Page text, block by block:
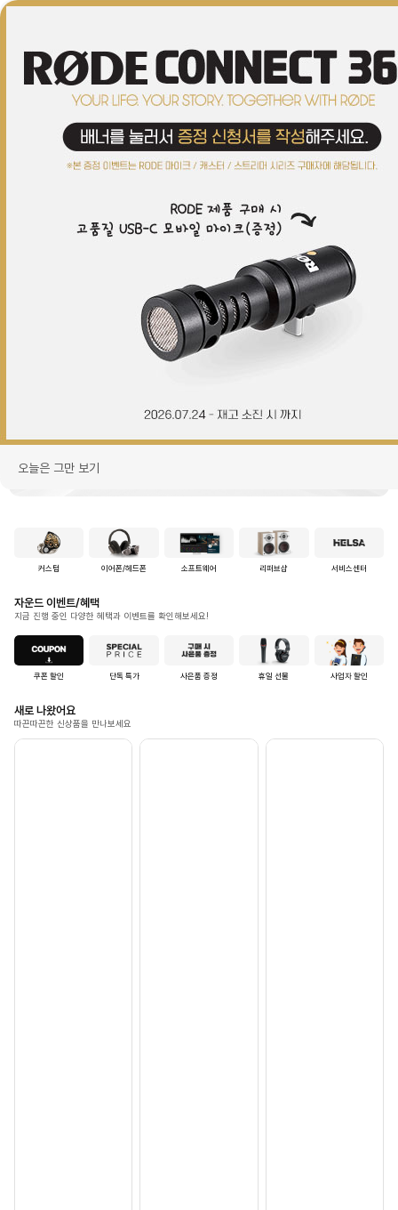
브랜드(ALL)커스텀이어폰/헤드폰마이크레코딩Hi-Fi스피커 S/W악세
커스텀 이어폰/헤드폰 소프트웨어 리퍼브샵 서비스센터
자운드 이벤트/혜택
지금 진행 중인 다양한 혜택과 이벤트를 확인해보세요!
쿠폰 할인 단독 특가 사은품 증정 휴일 선물 사업자 할인
새로 나왔어요
따끈따끈한 신상품을 만나보세요
오늘은 그만 보기